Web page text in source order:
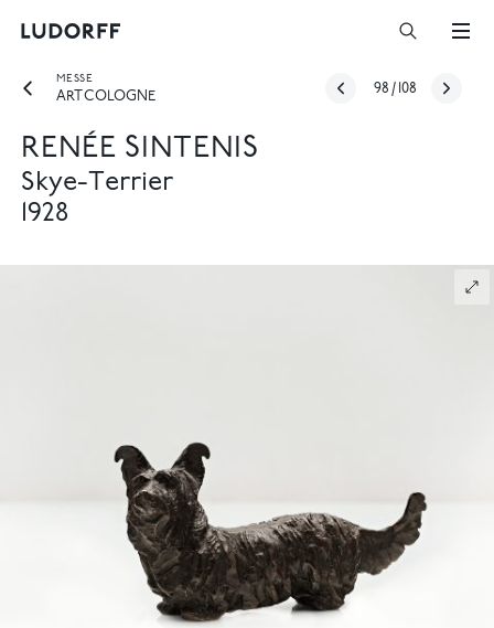
MESSE
ART COLOGNE
98 / 108
RENÉE SINTENIS
Skye-Terrier
1928